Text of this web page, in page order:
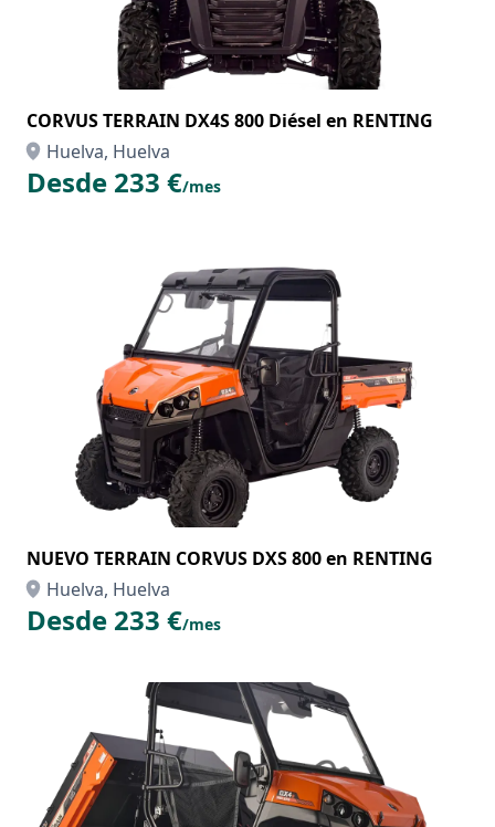
CORVUS TERRAIN DX4S 800 Diésel en RENTING
Huelva, Huelva
Desde 233 €/mes
NUEVO TERRAIN CORVUS DXS 800 en RENTING
Huelva, Huelva
Desde 233 €/mes